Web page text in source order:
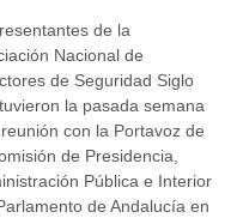
de la
Nacional de
de Seguridad Siglo
la pasada semana
con la Portavoz de
de Presidencia,
Pública e Interior
de Andalucía en